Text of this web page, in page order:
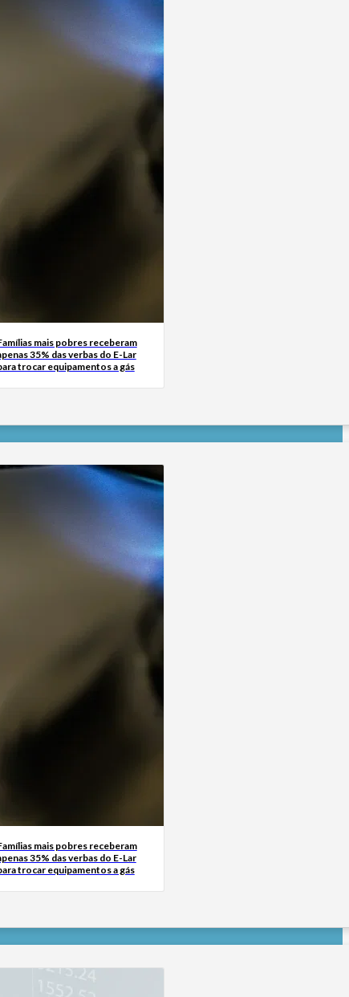
mais pobres receberam
35% das verbas do E-Lar
trocar equipamentos a gás
mais pobres receberam
35% das verbas do E-Lar
trocar equipamentos a gás